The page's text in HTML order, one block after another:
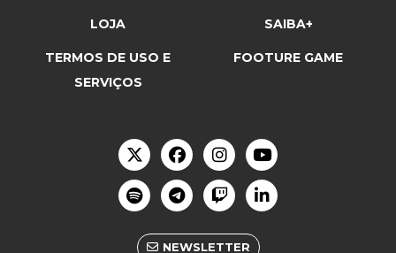
LOJA SAIBA+
TERMOS DE USO E
SERVIÇOS
FOOTURE GAME
NEWSLETTER